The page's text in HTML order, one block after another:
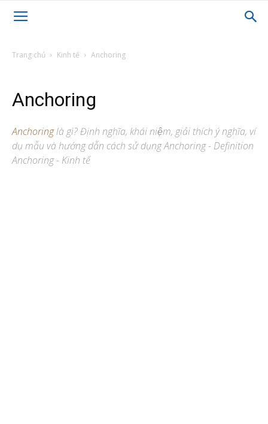
Trang chủ Kinh tế Anchoring
Anchoring
Anchoringlà gì? Định nghĩa, khái niệm, giải thích ý nghĩa, ví
dụ mẫu và hướng dẫn cách sử dụng Anchoring - Definition
Anchoring - Kinh tế